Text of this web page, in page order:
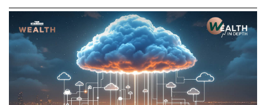
ผู้บริหารรุ่นที่ 3 ของสีฟ้า ย้ำว่า สีฟ้าอยู่มานานในตลาด แต่คน
รุ่นใหม่ไม่ค่อยรู้จัก และการขยายออกมาสู่ธุรกิจใหม่
ครอบครัวมองว่าเป็นโอกาสที่ต้องคว้าเอาไว้ ไม่ใช่ว่าเรากลัว
ว่าแบรนด์สีฟ้าจะไปไม่รอด
ทำทุกวิถีทางให้คนรุ่นใหม่รู้จักแบรนด์